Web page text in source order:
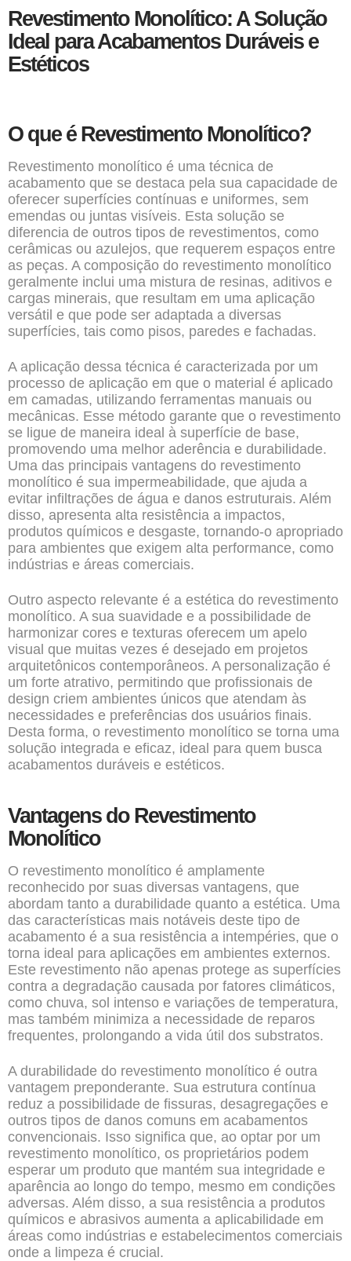
Revestimento Monolítico: A Solução
Ideal para Acabamentos Duráveis e
Estéticos
O que é Revestimento Monolítico?
Revestimento monolítico é uma técnica de
acabamento que se destaca pela sua capacidade de
oferecer superfícies contínuas e uniformes, sem
emendas ou juntas visíveis. Esta solução se
diferencia de outros tipos de revestimentos, como
cerâmicas ou azulejos, que requerem espaços entre
as peças. A composição do revestimento monolítico
geralmente inclui uma mistura de resinas, aditivos e
cargas minerais, que resultam em uma aplicação
versátil e que pode ser adaptada a diversas
superfícies, tais como pisos, paredes e fachadas.
A aplicação dessa técnica é caracterizada por um
processo de aplicação em que o material é aplicado
em camadas, utilizando ferramentas manuais ou
mecânicas. Esse método garante que o revestimento
se ligue de maneira ideal à superfície de base,
promovendo uma melhor aderência e durabilidade.
Uma das principais vantagens do revestimento
monolítico é sua impermeabilidade, que ajuda a
evitar infiltrações de água e danos estruturais. Além
disso, apresenta alta resistência a impactos,
produtos químicos e desgaste, tornando-o apropriado
para ambientes que exigem alta performance, como
indústrias e áreas comerciais.
Outro aspecto relevante é a estética do revestimento
monolítico. A sua suavidade e a possibilidade de
harmonizar cores e texturas oferecem um apelo
visual que muitas vezes é desejado em projetos
arquitetônicos contemporâneos. A personalização é
um forte atrativo, permitindo que profissionais de
design criem ambientes únicos que atendam às
necessidades e preferências dos usuários finais.
Desta forma, o revestimento monolítico se torna uma
solução integrada e eficaz, ideal para quem busca
acabamentos duráveis e estéticos.
Vantagens do Revestimento
Monolítico
O revestimento monolítico é amplamente
reconhecido por suas diversas vantagens, que
abordam tanto a durabilidade quanto a estética. Uma
das características mais notáveis deste tipo de
acabamento é a sua resistência a intempéries, que o
torna ideal para aplicações em ambientes externos.
Este revestimento não apenas protege as superfícies
contra a degradação causada por fatores climáticos,
como chuva, sol intenso e variações de temperatura,
mas também minimiza a necessidade de reparos
frequentes, prolongando a vida útil dos substratos.
A durabilidade do revestimento monolítico é outra
vantagem preponderante. Sua estrutura contínua
reduz a possibilidade de fissuras, desagregações e
outros tipos de danos comuns em acabamentos
convencionais. Isso significa que, ao optar por um
revestimento monolítico, os proprietários podem
esperar um produto que mantém sua integridade e
aparência ao longo do tempo, mesmo em condições
adversas. Além disso, a sua resistência a produtos
químicos e abrasivos aumenta a aplicabilidade em
áreas como indústrias e estabelecimentos comerciais
onde a limpeza é crucial.